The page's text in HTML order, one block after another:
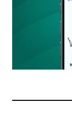
Nimesi
Tilaa